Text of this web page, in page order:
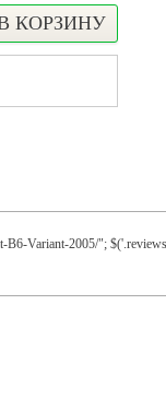
Variant-2005/";